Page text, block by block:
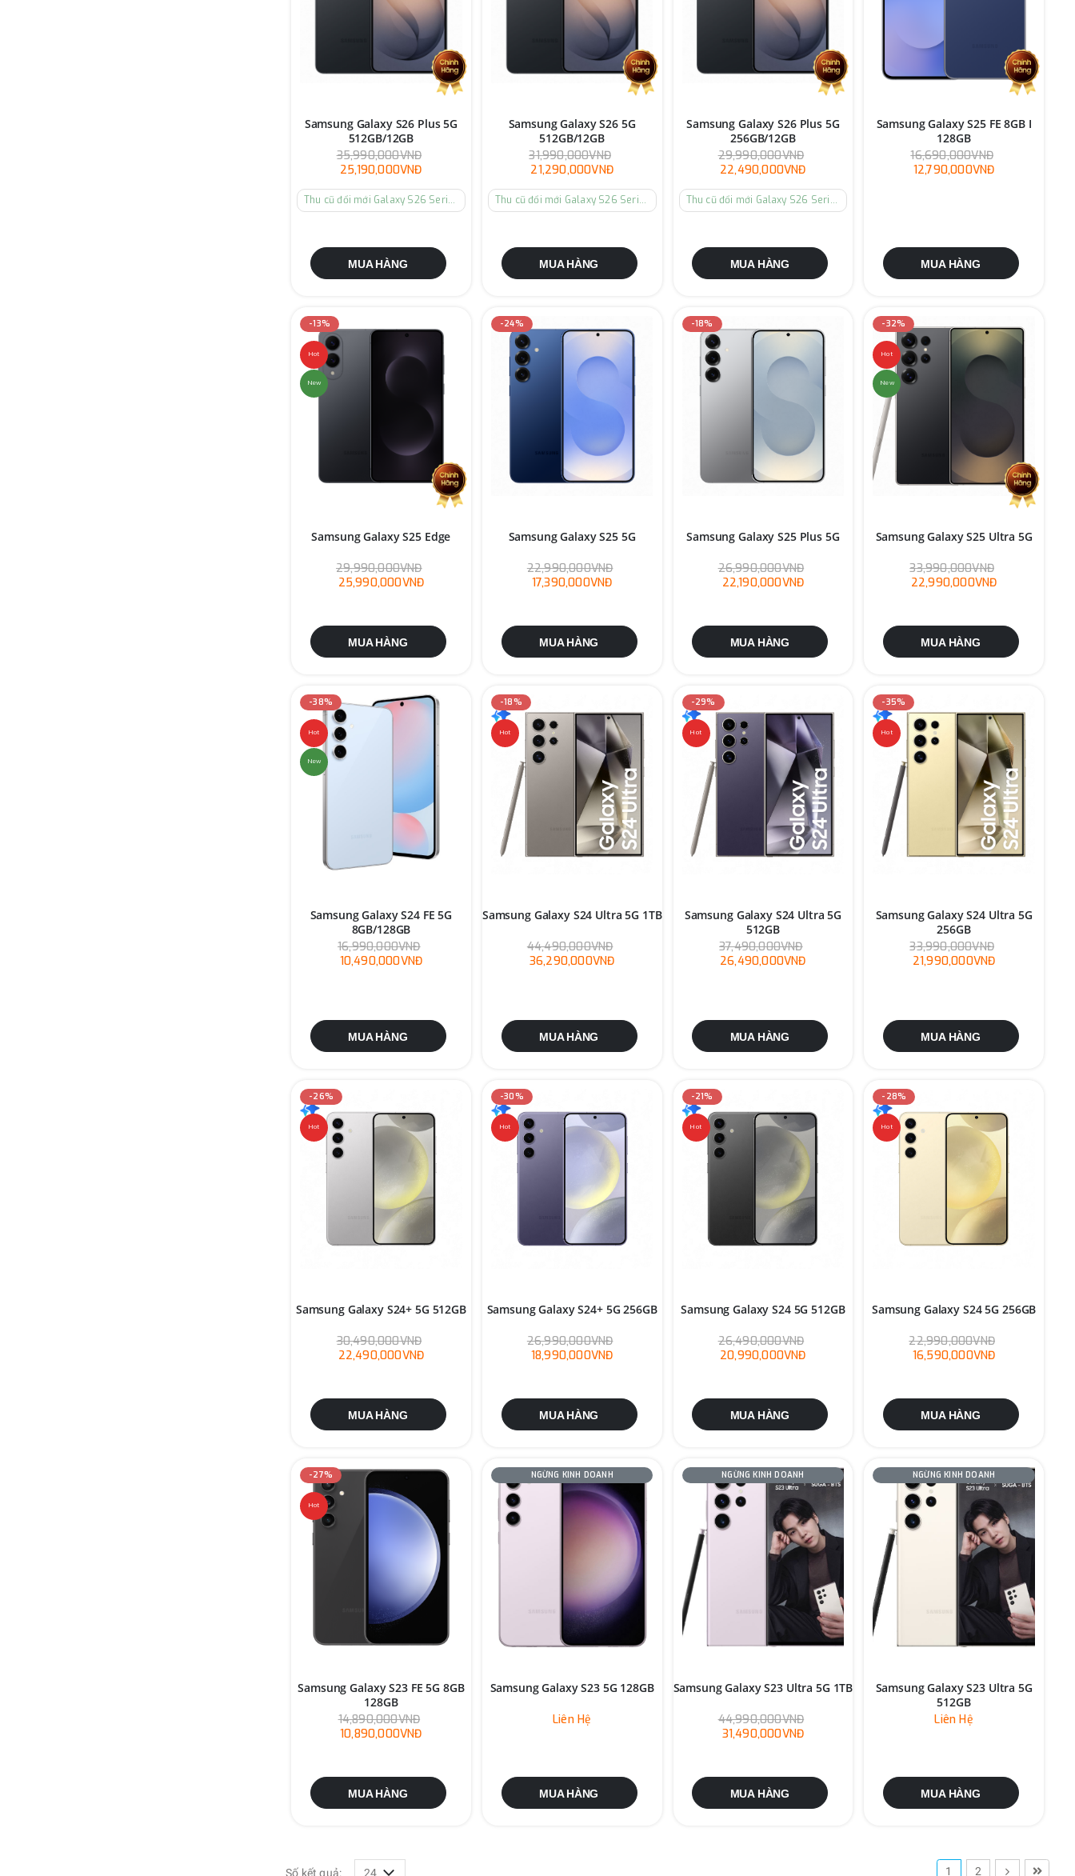
Samsung Galaxy S26 Plus 5G
512GB/12GB
35,990,000VNĐ
25,190,000VNĐ
Thu cũ đổi mới Galaxy S26 Series
MUA HÀNG
Samsung Galaxy S26 5G
512GB/12GB
31,990,000VNĐ
21,290,000VNĐ
Thu cũ đổi mới Galaxy S26 Series
MUA HÀNG
Samsung Galaxy S26 Plus 5G
256GB/12GB
29,990,000VNĐ
22,490,000VNĐ
Thu cũ đổi mới Galaxy S26 Series
MUA HÀNG
Samsung Galaxy S25 FE 8GB I
128GB
16,690,000VNĐ
12,790,000VNĐ
MUA HÀNG
-13%
Hot
New
Samsung Galaxy S25 Edge
29,990,000VNĐ
25,990,000VNĐ
MUA HÀNG
-24%
Samsung Galaxy S25 5G
22,990,000VNĐ
17,390,000VNĐ
MUA HÀNG
-18%
Samsung Galaxy S25 Plus 5G
26,990,000VNĐ
22,190,000VNĐ
MUA HÀNG
-32%
Hot
New
Samsung Galaxy S25 Ultra 5G
33,990,000VNĐ
22,990,000VNĐ
MUA HÀNG
-38%
Hot
New
Samsung Galaxy S24 FE 5G
8GB/128GB
16,990,000VNĐ
10,490,000VNĐ
MUA HÀNG
-18%
Hot
Samsung Galaxy S24 Ultra 5G 1TB
44,490,000VNĐ
36,290,000VNĐ
MUA HÀNG
-29%
Hot
Samsung Galaxy S24 Ultra 5G
512GB
37,490,000VNĐ
26,490,000VNĐ
MUA HÀNG
-35%
Hot
Samsung Galaxy S24 Ultra 5G
256GB
33,990,000VNĐ
21,990,000VNĐ
MUA HÀNG
-26%
Hot
Samsung Galaxy S24+ 5G 512GB
30,490,000VNĐ
22,490,000VNĐ
MUA HÀNG
-30%
Hot
Samsung Galaxy S24+ 5G 256GB
26,990,000VNĐ
18,990,000VNĐ
MUA HÀNG
-21%
Hot
Samsung Galaxy S24 5G 512GB
26,490,000VNĐ
20,990,000VNĐ
MUA HÀNG
-28%
Hot
Samsung Galaxy S24 5G 256GB
22,990,000VNĐ
16,590,000VNĐ
MUA HÀNG
-27%
Hot
Samsung Galaxy S23 FE 5G 8GB
128GB
14,890,000VNĐ
10,890,000VNĐ
MUA HÀNG
NGỪNG KINH DOANH
Samsung Galaxy S23 5G 128GB
Liên Hệ
MUA HÀNG
NGỪNG KINH DOANH
Samsung Galaxy S23 Ultra 5G 1TB
44,990,000VNĐ
31,490,000VNĐ
MUA HÀNG
NGỪNG KINH DOANH
Samsung Galaxy S23 Ultra 5G
512GB
Liên Hệ
MUA HÀNG
Số kết quả: 1 2